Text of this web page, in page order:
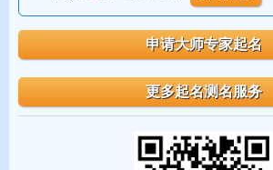
在人们心目中，酒是一种神物，高兴时喝一
朋友聚会时喝一杯，自己独处时喝杯。总之